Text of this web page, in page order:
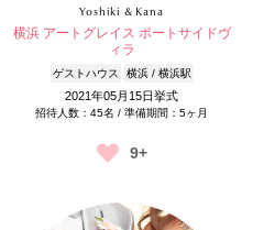
Yoshiki & Kana
横浜 アートグレイス ポートサイドヴ
ィラ
ゲストハウス 横浜 / 横浜駅
2021年05月15日挙式
招待人数：45名 / 準備期間：5ヶ月
9+